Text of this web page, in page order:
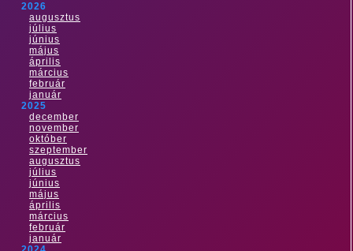
2026
augusztus
július
június
május
április
március
február
január
2025
december
november
október
szeptember
augusztus
július
június
május
április
március
február
január